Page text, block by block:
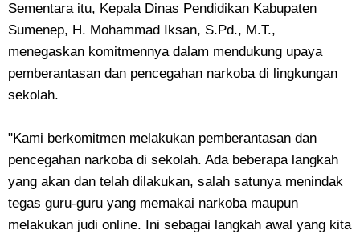
Sementara itu, Kepala Dinas Pendidikan Kabupaten
Sumenep, H. Mohammad Iksan, S.Pd., M.T.,
menegaskan komitmennya dalam mendukung upaya
pemberantasan dan pencegahan narkoba di lingkungan
sekolah.
"Kami berkomitmen melakukan pemberantasan dan
pencegahan narkoba di sekolah. Ada beberapa langkah
yang akan dan telah dilakukan, salah satunya menindak
tegas guru-guru yang memakai narkoba maupun
melakukan judi online. Ini sebagai langkah awal yang kita